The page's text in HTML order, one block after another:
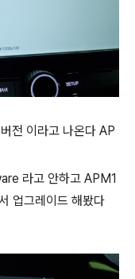
전 이라고 나온다 AP
라고 안하고 APM1
업그레이드 해봤다